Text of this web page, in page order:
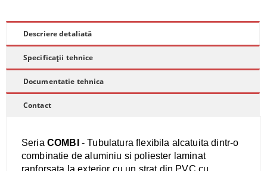
Descriere detaliată
Specificații tehnice
Documentatie tehnica
Contact
Seria COMBI - Tubulatura flexibila alcatuita dintr-o
combinatie de aluminiu si poliester laminat
ranforsata la exterior cu un strat din PVC cu